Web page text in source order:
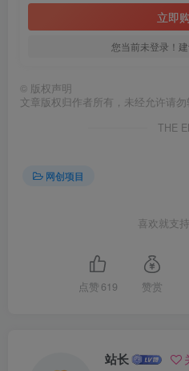
立即
您当前未登录！
© 版权声明
文章版权归作者所有，未经允许请勿
THE
网创项目
喜欢就支
点赞 619 赞赏
站长